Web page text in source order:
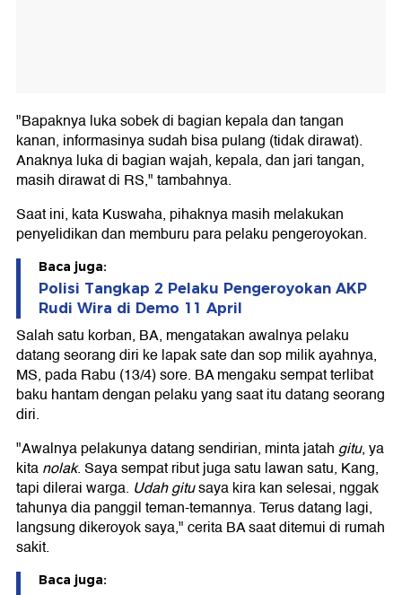
"Bapaknya luka sobek di bagian kepala dan tangan
kanan, informasinya sudah bisa pulang (tidak dirawat).
Anaknya luka di bagian wajah, kepala, dan jari tangan,
masih dirawat di RS," tambahnya.
Saat ini, kata Kuswaha, pihaknya masih melakukan
penyelidikan dan memburu para pelaku pengeroyokan.
Baca juga:
Polisi Tangkap 2 Pelaku Pengeroyokan AKP
Rudi Wira di Demo 11 April
Salah satu korban, BA, mengatakan awalnya pelaku
datang seorang diri ke lapak sate dan sop milik ayahnya,
MS, pada Rabu (13/4) sore. BA mengaku sempat terlibat
baku hantam dengan pelaku yang saat itu datang seorang
diri.
"Awalnya pelakunya datang sendirian, minta jatahgitu, ya
kitanolak. Saya sempat ribut juga satu lawan satu, Kang,
tapi dilerai warga. Udah gitusaya kira kan selesai, nggak
tahunya dia panggil teman-temannya. Terus datang lagi,
langsung dikeroyok saya," cerita BA saat ditemui di rumah
sakit.
Baca juga: